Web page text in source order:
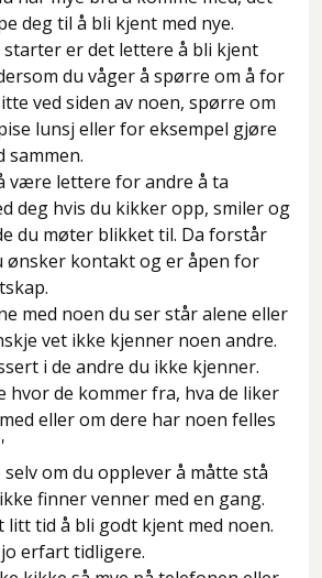
deg til å bli kjent med nye.
starter er det lettere å bli kjent
du våger å spørre om å for
ved siden av noen, spørre om
lunsj eller for eksempel gjøre
sammen.
være lettere for andre å ta
deg hvis du kikker opp, smiler og
du møter blikket til. Da forstår
ønsker kontakt og er åpen for
med noen du ser står alene eller
vet ikke kjenner noen andre.
i de andre du ikke kjenner.
hvor de kommer fra, hva de liker
eller om dere har noen felles
om du opplever å måtte stå
finner venner med en gang.
litt tid å bli godt kjent med noen.
erfart tidligere.